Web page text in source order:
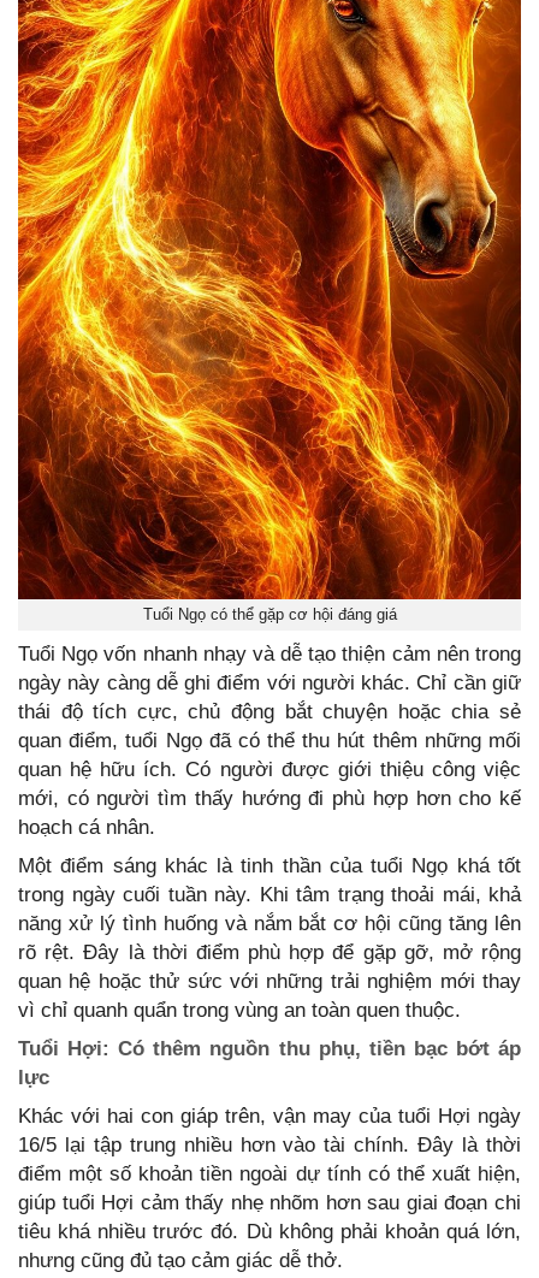
Tuổi Ngọ có thể gặp cơ hội đáng giá
Tuổi Ngọ vốn nhanh nhạy và dễ tạo thiện cảm nên trong
ngày này càng dễ ghi điểm với người khác. Chỉ cần giữ
thái độ tích cực, chủ động bắt chuyện hoặc chia sẻ
quan điểm, tuổi Ngọ đã có thể thu hút thêm những mối
quan hệ hữu ích. Có người được giới thiệu công việc
mới, có người tìm thấy hướng đi phù hợp hơn cho kế
hoạch cá nhân.
Một điểm sáng khác là tinh thần của tuổi Ngọ khá tốt
trong ngày cuối tuần này. Khi tâm trạng thoải mái, khả
năng xử lý tình huống và nắm bắt cơ hội cũng tăng lên
rõ rệt. Đây là thời điểm phù hợp để gặp gỡ, mở rộng
quan hệ hoặc thử sức với những trải nghiệm mới thay
vì chỉ quanh quẩn trong vùng an toàn quen thuộc.
Tuổi Hợi: Có thêm nguồn thu phụ, tiền bạc bớt áp
lực
Khác với hai con giáp trên, vận may của tuổi Hợi ngày
16/5 lại tập trung nhiều hơn vào tài chính. Đây là thời
điểm một số khoản tiền ngoài dự tính có thể xuất hiện,
giúp tuổi Hợi cảm thấy nhẹ nhõm hơn sau giai đoạn chi
tiêu khá nhiều trước đó. Dù không phải khoản quá lớn,
nhưng cũng đủ tạo cảm giác dễ thở.